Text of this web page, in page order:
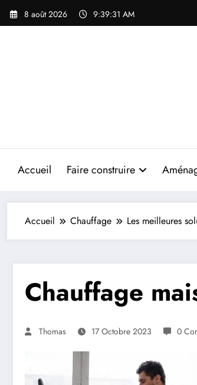
Aller
8 août 2026 9:39:32 AM
Accueil Faire construire
Accueil Chauffage Les meilleures
Chauffage
Thomas 17 Octobre 2023 0